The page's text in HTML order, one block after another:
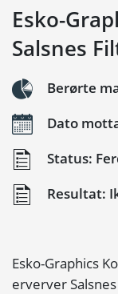
Esko-
Salsnes
Berørte
Dato
Status:
Resultat:
Esko-Graphics
erverver